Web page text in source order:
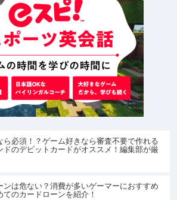
ら必須！？ゲーム好きなら審査不要で作れる
ドのデビットカードがオススメ！編集部が厳
ンは危ない？消費が多いゲーマーにおすすめ
てのカードローンを紹介！